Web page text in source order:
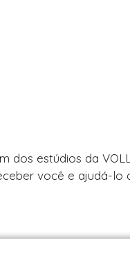
dos estúdios da
você e ajudá-lo